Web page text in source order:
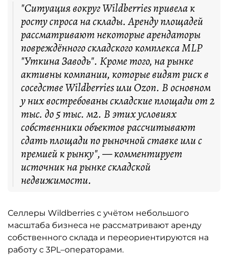
"Ситуация вокруг Wildberries привела к
росту спроса на склады. Аренду площадей
рассматривают некоторые арендаторы
повреждённого складского комплекса MLP
"Уткина Заводь". Кроме того, на рынке
активны компании, которые видят риск в
соседстве Wildberries или Ozon. В основном
у них востребованы складские площади от 2
тыс. до 5 тыс. м2. В этих условиях
собственники объектов рассчитывают
сдать площади по рыночной ставке или с
премией к рынку", — комментирует
источник на рынке складской
недвижимости.
Селлеры Wildberries с учётом небольшого
масштаба бизнеса не рассматривают аренду
собственного склада и переориентируются на
работу с 3PL–операторами.